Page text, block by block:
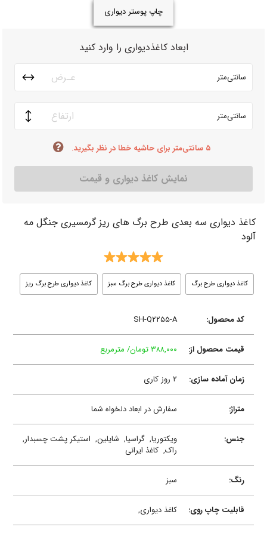
چاپ پوستر دیواری
ابعاد کاغذدیواری را وارد کنید
سانتی‌متر
سانتی‌متر
۵ سانتی‌متر برای حاشیه خطا در نظر بگیرید.
نمایش کاغذ دیواری و قیمت
کاغذ دیواری سه بعدی طرح برگ های ریز گرمسیری جنگل مه
آلود
کاغذ دیواری طرح برگ کاغذ دیواری طرح برگ سبز کاغذ دیواری طرح برگ ریز
کد محصول: SH-Q۲۲۵۵-A
قیمت محصول از: ۳۸۸,۰۰۰ تومان/ مترمربع
زمان آماده سازی: ۲ روز کاری
متراژ: سفارش در ابعاد دلخواه شما
جنس: ویکتوریا,گراسیا, شایلین, استیکر پشت چسبدار,
راک,کاغذ ایرانی
رنگ: سبز
قابلیت چاپ روی: کاغذ دیواری,